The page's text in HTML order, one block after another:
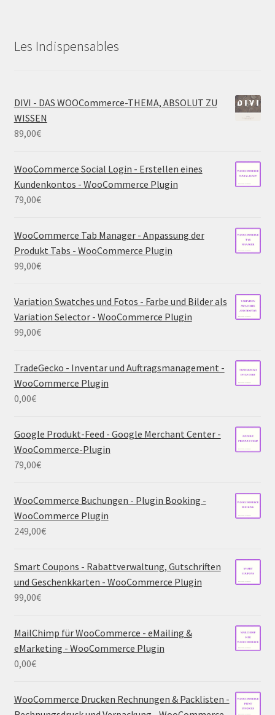
Les Indispensables
DIVI - DAS WOOCommerce-THEMA, ABSOLUT ZU
WISSEN
89,00€
WooCommerce Social Login - Erstellen eines
Kundenkontos - WooCommerce Plugin
79,00€
WooCommerce Tab Manager - Anpassung der
Produkt Tabs - WooCommerce Plugin
99,00€
Variation Swatches und Fotos - Farbe und Bilder als
Variation Selector - WooCommerce Plugin
99,00€
TradeGecko - Inventar und Auftragsmanagement -
WooCommerce Plugin
0,00€
Google Produkt-Feed - Google Merchant Center -
WooCommerce-Plugin
79,00€
WooCommerce Buchungen - Plugin Booking -
WooCommerce Plugin
249,00€
Smart Coupons - Rabattverwaltung, Gutschriften
und Geschenkkarten - WooCommerce Plugin
99,00€
MailChimp für WooCommerce - eMailing &
eMarketing - WooCommerce Plugin
0,00€
WooCommerce Drucken Rechnungen & Packlisten -